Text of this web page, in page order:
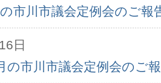
市川市議会定例会のご報
日
の市川市議会定例会のご